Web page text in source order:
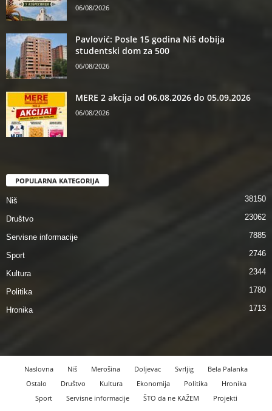
06/08/2026
Pavlović: Posle 15 godina Niš dobija
studentski dom za 500
06/08/2026
MERE 2 akcija od 06.08.2026 do 05.09.2026
06/08/2026
POPULARNA KATEGORIJA
Niš 38150
Društvo 23062
Servisne informacije 7885
Sport 2746
Kultura 2344
Politika 1780
Hronika 1713
Naslovna Niš Merošina Doljevac Svrljig
Bela Palanka
Ostalo
Društvo Kultura Ekonomija Politika
Hronika
Sport
Servisne informacije ŠTO da ne KAŽEM Projekti